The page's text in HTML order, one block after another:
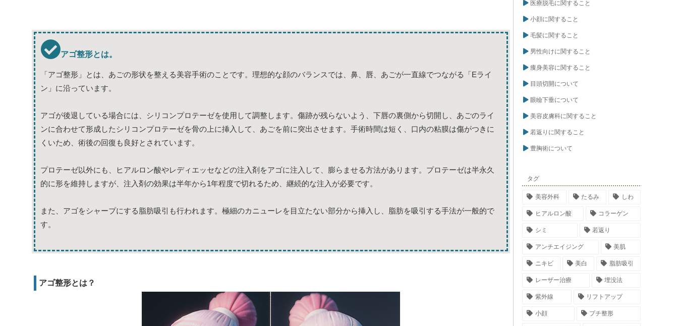
アゴ整形とは。
「アゴ整形」とは、あごの形状を整える美容手術のことです。理想的な顔のバランスでは、鼻、唇、あごが一直線でつながる「Eライ
ン」に沿っています。
アゴが後退している場合には、シリコンプロテーゼを使用して調整します。傷跡が残らないよう、下唇の裏側から切開し、あごのライ
ンに合わせて形成したシリコンプロテーゼを骨の上に挿入して、あごを前に突出させます。手術時間は短く、口内の粘膜は傷がつきに
くいため、術後の回復も良好とされています。
プロテーゼ以外にも、ヒアルロン酸やレディエッセなどの注入剤をアゴに注入して、膨らませる方法があります。プロテーゼは半永久
的に形を維持しますが、注入剤の効果は半年から1年程度で切れるため、継続的な注入が必要です。
また、アゴをシャープにする脂肪吸引も行われます。極細のカニューレを目立たない部分から挿入し、脂肪を吸引する手法が一般的で
す。
アゴ整形とは？
医療脱毛に関すること
小顔に関すること
毛髪に関すること
男性向けに関すること
痩身美容に関すること
目頭切開について
眼瞼下垂について
美容皮膚科に関すること
若返りに関すること
豊胸術について
タグ
美容外科 たるみ しわ
ヒアルロン酸 コラーゲン
シミ 若返り
アンチエイジング 美肌
ニキビ 美白 脂肪吸引
レーザー治療 埋没法
紫外線 リフトアップ
小顔 プチ整形